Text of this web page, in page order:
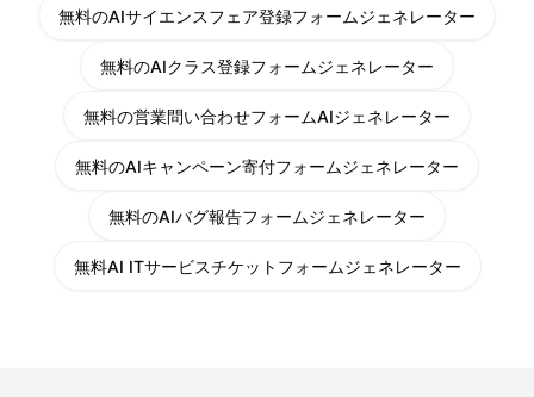
無料のAIサイエンスフェア登録フォームジェネレーター
無料のAIクラス登録フォームジェネレーター
無料の営業問い合わせフォームAIジェネレーター
無料のAIキャンペーン寄付フォームジェネレーター
無料のAIバグ報告フォームジェネレーター
無料AI ITサービスチケットフォームジェネレーター